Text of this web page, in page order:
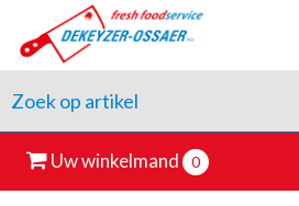
Uw winkelmand 0